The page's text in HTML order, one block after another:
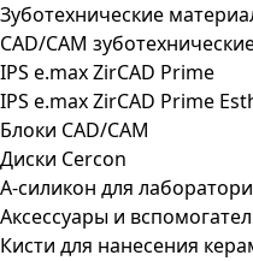
Зуботехнические
CAD/CAM
IPS e.max ZirCAD Prime
IPS e.max ZirCAD Prime
Блоки CAD/CAM
Диски Cercon
А-силикон для
Аксессуары и
Кисти для нанесения